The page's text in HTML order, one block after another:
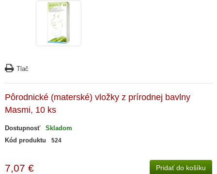
Tlač
Pôrodnické (materské) vložky z prírodnej bavlny
Masmi, 10 ks
Dostupnosť
Skladom
Kód produktu
524
7,07 € Pridať do košíku